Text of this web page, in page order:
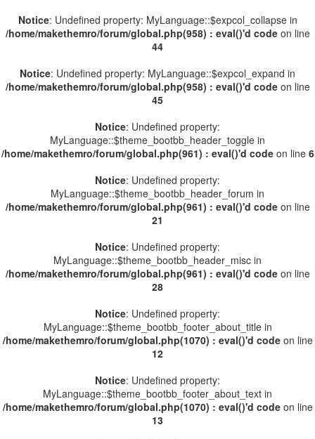
Notice: Undefined property: MyLanguage::$expcol_collapse in
/home/makethemro/forum/global.php(958) : eval()'d codeon line
44
Notice: Undefined property: MyLanguage::$expcol_expand in
/home/makethemro/forum/global.php(958) : eval()'d codeon line
45
Notice: Undefined property:
MyLanguage::$theme_bootbb_header_toggle in
/home/makethemro/forum/global.php(961) : eval()'d codeon line 6
Notice: Undefined property:
MyLanguage::$theme_bootbb_header_forum in
/home/makethemro/forum/global.php(961) : eval()'d codeon line
21
Notice: Undefined property:
MyLanguage::$theme_bootbb_header_misc in
/home/makethemro/forum/global.php(961) : eval()'d codeon line
28
Notice: Undefined property:
MyLanguage::$theme_bootbb_footer_about_title in
/home/makethemro/forum/global.php(1070) : eval()'d codeon line
12
Notice: Undefined property:
MyLanguage::$theme_bootbb_footer_about_text in
/home/makethemro/forum/global.php(1070) : eval()'d codeon line
13